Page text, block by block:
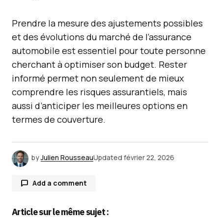
Prendre la mesure des ajustements possibles
et des évolutions du marché de l’assurance
automobile est essentiel pour toute personne
cherchant à optimiser son budget. Rester
informé permet non seulement de mieux
comprendre les risques assurantiels, mais
aussi d’anticiper les meilleures options en
termes de couverture.
byJulien RousseauUpdated février 22, 2026
Add a comment
Article sur le même sujet :